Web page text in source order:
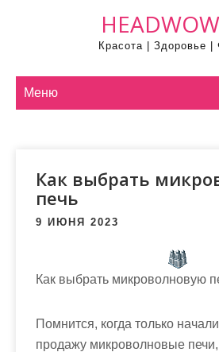
Красота | Здоровье |
Меню
Как выбрать
печь
9 ИЮНЯ 2023
Как выбрать микроволновую
Помнится, когда только
продажу микроволновые